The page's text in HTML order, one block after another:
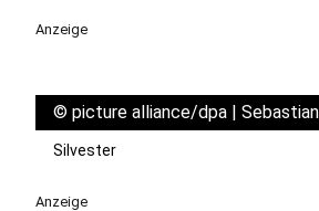
Anzeige
© picture alliance/dpa |
Silvester
Anzeige